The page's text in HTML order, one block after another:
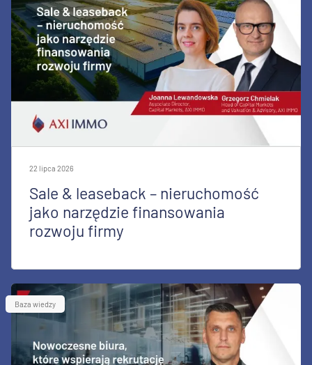
22 lipca 2026
Sale & leaseback – nieruchomość
jako narzędzie finansowania
rozwoju firmy
Baza wiedzy